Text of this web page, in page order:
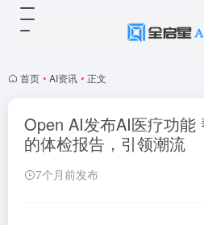
首页 • AI资讯 • 正文
Open AI发布AI医疗功能
的体检报告，引领潮流
7个月前发布